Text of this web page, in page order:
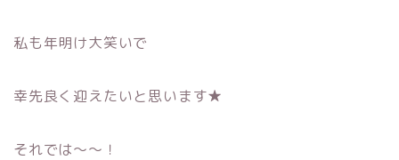
私も年明け大笑いで
幸先良く迎えたいと思います★
それでは〜〜！